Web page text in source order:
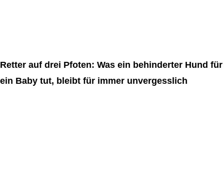
Retter auf drei Pfoten: Was ein behinderter Hund für
ein Baby tut, bleibt für immer unvergesslich